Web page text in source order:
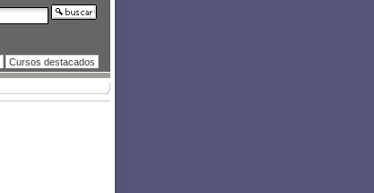
Cursos destacados